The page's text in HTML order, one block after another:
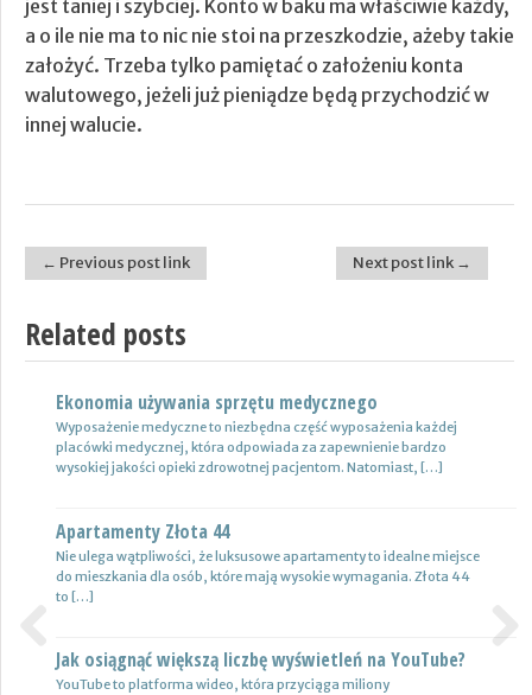
jest taniej i szybciej. Konto w baku ma właściwie każdy,
a o ile nie ma to nic nie stoi na przeszkodzie, ażeby takie
założyć. Trzeba tylko pamiętać o założeniu konta
walutowego, jeżeli już pieniądze będą przychodzić w
innej walucie.
Post navigation
← Previous post link Next post link →
Related posts
Ekonomia używania sprzętu medycznego
Wyposażenie medyczne to niezbędna część wyposażenia każdej
placówki medycznej, która odpowiada za zapewnienie bardzo
wysokiej jakości opieki zdrowotnej pacjentom. Natomiast, […]
Apartamenty Złota 44
Nie ulega wątpliwości, że luksusowe apartamenty to idealne miejsce
do mieszkania dla osób, które mają wysokie wymagania. Złota 44
to […]
Jak osiągnąć większą liczbę wyświetleń na YouTube?
YouTube to platforma wideo, która przyciąga miliony
Nowoczesne lampy
Nie ulega wątpliwości, że do pojazdów powinno być dobrane
oświetlenie wysokiej jakości, które zapewni wysoki poziom
bezpieczeństwa oraz podniesie komfort […]
Wynajem samochodów i naczep – usługi
Z całą pewnością firmy transportowe spedycyjne czy także
logistyczne potrzebują przede wszystkim nowoczesnej floty aut,
które są gotowe do pracy. […]
Certyfikat uprawnień w branży budowlanej
Uprawnienia w biznesie budowlanej dotyczą różnych specjalności.
Previous